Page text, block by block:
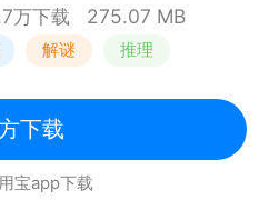
万下载 275.07 MB
解谜 推理
下载
宝app下载